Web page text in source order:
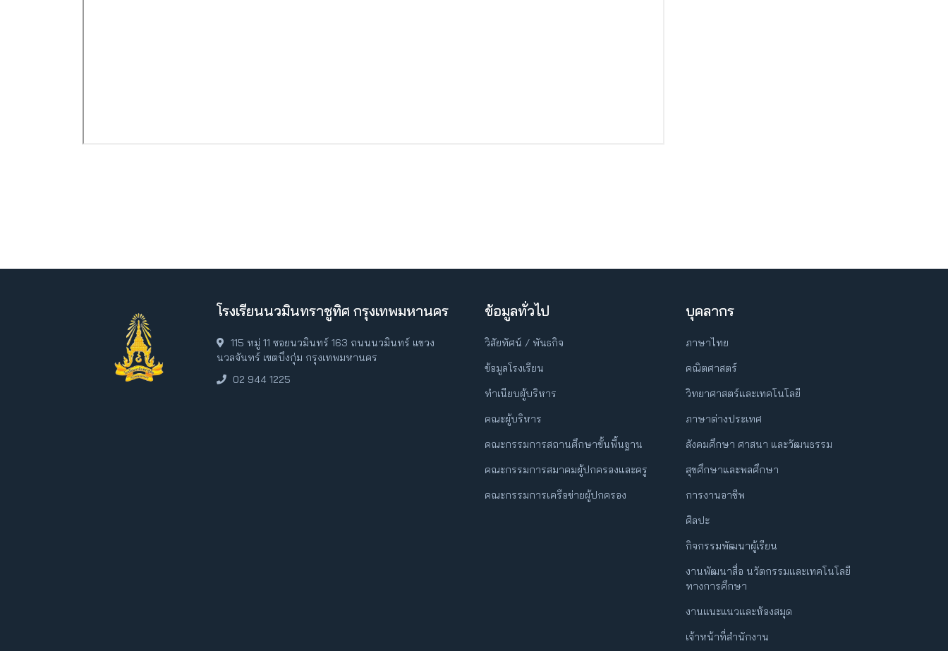
โรงเรียนนวมินทราชูทิศ กรุงเทพมหานคร
115 หมู่ 11 ซอยนวมินทร์ 163 ถนนนวมินทร์ แขวง
นวลจันทร์ เขตบึงกุ่ม กรุงเทพมหานคร
02 944 1225
ข้อมูลทั่วไป
วิสัยทัศน์ / พันธกิจ
ข้อมูลโรงเรียน
ทำเนียบผู้บริหาร
คณะผู้บริหาร
คณะกรรมการสถานศึกษาขั้นพื้นฐาน
คณะกรรมการสมาคมผู้ปกครองและครู
คณะกรรมการเครือข่ายผู้ปกครอง
บุคลากร
ภาษาไทย
คณิตศาสตร์
วิทยาศาสตร์และเทคโนโลยี
ภาษาต่างประเทศ
สังคมศึกษา ศาสนา และวัฒนธรรม
สุขศึกษาและพลศึกษา
การงานอาชีพ
ศิลปะ
กิจกรรมพัฒนาผู้เรียน
งานพัฒนาสื่อ นวัตกรรมและเทคโนโลยี
ทางการศึกษา
งานแนะแนวและห้องสมุด
เจ้าหน้าที่สำนักงาน